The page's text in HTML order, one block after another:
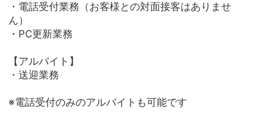
・電話受付業務（お客様との対面接客はありませ
ん）
・PC更新業務
【アルバイト】
・送迎業務
※電話受付のみのアルバイトも可能です